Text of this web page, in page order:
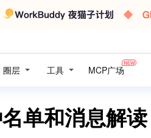
圈层 工具 MCP广场
单和消息解